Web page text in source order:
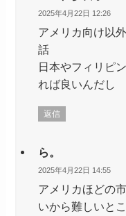
2025年4月22日 12:26
アメリカ向け以
話
日本やフィリピ
れば良いんだし
返信
ら。
2025年4月22日 14:55
アメリカほどの
いから難しいと